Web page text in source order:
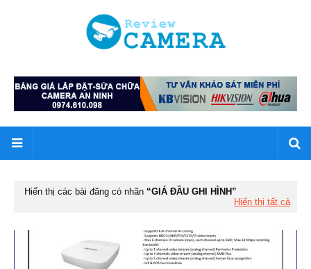
Hiển thị các bài đăng có nhãn
GIÁ ĐẦU GHI HÌNH
Hiển thị tất cả